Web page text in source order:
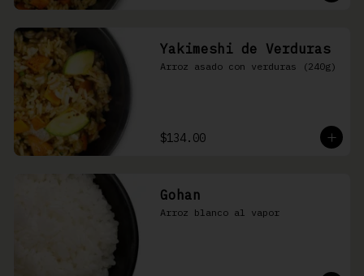
Yakimeshi de Verduras
Arroz asado con verduras (240g)
$134.00
Gohan
Arroz blanco al vapor